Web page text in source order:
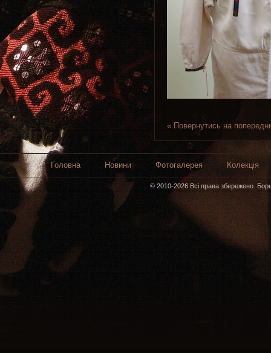
« Повернутись на
Головна Новини Фотогалерея Колекція
© 2010-2026 Всі права збережено.